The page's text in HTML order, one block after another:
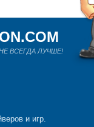
ВСЕГДА ЛУЧШЕ!
и игр.